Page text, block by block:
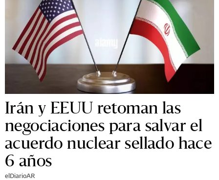
Irán y EEUU retoman las
negociaciones para salvar el
acuerdo nuclear sellado hace
6 años
elDiarioAR